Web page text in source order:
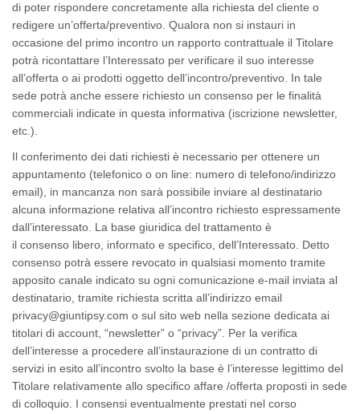
di poter rispondere concretamente alla richiesta del cliente o
redigere un’offerta/preventivo. Qualora non si instauri in
occasione del primo incontro un rapporto contrattuale il Titolare
potrà ricontattare l’Interessato per verificare il suo interesse
all’offerta o ai prodotti oggetto dell’incontro/preventivo. In tale
sede potrà anche essere richiesto un consenso per le finalità
commerciali indicate in questa informativa (iscrizione newsletter,
etc.).
Il conferimento dei dati richiesti è necessario per ottenere un
appuntamento (telefonico o on line: numero di telefono/indirizzo
email), in mancanza non sarà possibile inviare al destinatario
alcuna informazione relativa all’incontro richiesto espressamente
dall’interessato. La base giuridica del trattamento è
il consenso libero, informato e specifico, dell’Interessato. Detto
consenso potrà essere revocato in qualsiasi momento tramite
apposito canale indicato su ogni comunicazione e-mail inviata al
destinatario, tramite richiesta scritta all’indirizzo email
privacy@giuntipsy.com o sul sito web nella sezione dedicata ai
titolari di account , “newsletter” o “privacy”. Per la verifica
dell’interesse a procedere all’instaurazione di un contratto di
servizi in esito all’incontro svolto la base è l’interesse legittimo del
Titolare relativamente allo specifico affare /offerta proposti in sede
di colloquio. I consensi eventualmente prestati nel corso